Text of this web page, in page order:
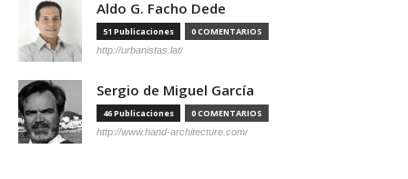
Aldo G. Facho Dede
51 Publicaciones 0 COMENTARIOS
http://urbanistas.lat/
Sergio de Miguel García
46 Publicaciones 0 COMENTARIOS
http://www.hand-architecture.com/